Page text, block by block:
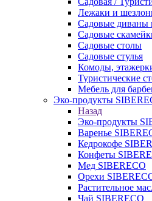
Лежаки и
Садовые диваны
Садовые
Садовые столы
Садовые стулья
Комоды,
Туристические
Мебель для
Эко-продукты
Назад
Эко-продукты
Варенье
Кедрокофе
Конфеты
Мед SIBERECO
Орехи
Растительное
Чай SIBERECO